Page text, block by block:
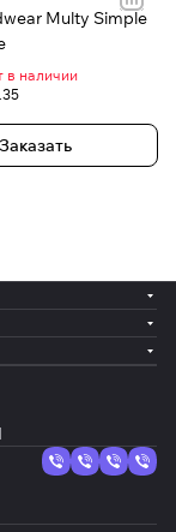
Multy Simple
в наличии
Заказать